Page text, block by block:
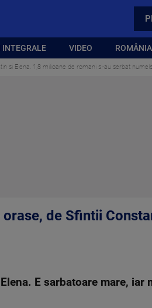
INTEGRALE VIDEO
si Elena. 1,8 milioane de romani si-au serbat numele
de Sfintii
E sarbatoare mare,